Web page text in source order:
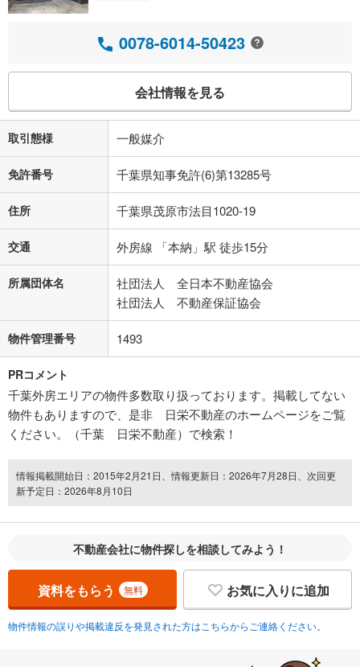
0078-6014-50423
会社情報を見る
取引態様 一般媒介
免許番号 千葉県知事免許(6)第13285号
住所 千葉県茂原市法目1020-19
交通 外房線 「本納」駅 徒歩15分
所属団体名
社団法人 全日本不動産協会
社団法人 不動産保証協会
物件管理番号 1493
PRコメント
千葉外房エリアの物件多数取り扱っております。掲載してない
物件もありますので、是非 日栄不動産のホームページをご覧
ください。（千葉 日栄不動産）で検索！
情報掲載開始日：2015年2月21日、情報更新日：2026年7月28日、次回更
新予定日：2026年8月10日
不動産会社に物件探しを相談してみよう！
資料をもらう 無料 お気に入りに追加
物件情報の誤りや掲載違反を発見された方はこちらからご連絡ください。